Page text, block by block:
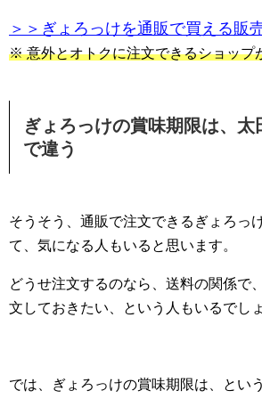
＞＞ぎょろっけを通販で買える販
※ 意外とオトクに注文できるショップ
ぎょろっけの賞味期限は、太
で違う
そうそう、通販で注文できるぎょろっ
て、気になる人もいると思います。
どうせ注文するのなら、送料の関係で
文しておきたい、という人もいるでし
では、ぎょろっけの賞味期限は、という